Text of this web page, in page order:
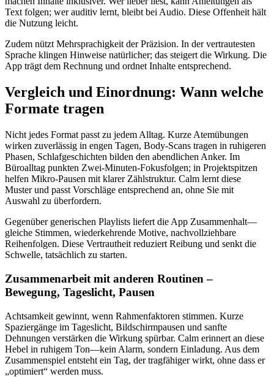
Text folgen; wer auditiv lernt, bleibt bei Audio. Diese Offenheit hält
die Nutzung leicht.
Zudem nützt Mehrsprachigkeit der Präzision. In der vertrautesten
Sprache klingen Hinweise natürlicher; das steigert die Wirkung. Die
App trägt dem Rechnung und ordnet Inhalte entsprechend.
Vergleich und Einordnung: Wann welche
Formate tragen
Nicht jedes Format passt zu jedem Alltag. Kurze Atemübungen
wirken zuverlässig in engen Tagen, Body-Scans tragen in ruhigeren
Phasen, Schlafgeschichten bilden den abendlichen Anker. Im
Büroalltag punkten Zwei-Minuten-Fokusfolgen; in Projektspitzen
helfen Mikro-Pausen mit klarer Zählstruktur. Calm lernt diese
Muster und passt Vorschläge entsprechend an, ohne Sie mit
Auswahl zu überfordern.
Gegenüber generischen Playlists liefert die App Zusammenhalt—
gleiche Stimmen, wiederkehrende Motive, nachvollziehbare
Reihenfolgen. Diese Vertrautheit reduziert Reibung und senkt die
Schwelle, tatsächlich zu starten.
Zusammenarbeit mit anderen Routinen –
Bewegung, Tageslicht, Pausen
Achtsamkeit gewinnt, wenn Rahmenfaktoren stimmen. Kurze
Spaziergänge im Tageslicht, Bildschirmpausen und sanfte
Dehnungen verstärken die Wirkung spürbar. Calm erinnert an diese
Hebel in ruhigem Ton—kein Alarm, sondern Einladung. Aus dem
Zusammenspiel entsteht ein Tag, der tragfähiger wirkt, ohne dass er
„optimiert“ werden muss.